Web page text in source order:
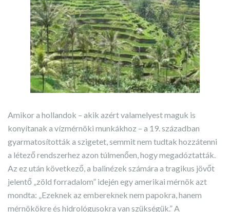
Amikor a hollandok – akik azért valamelyest maguk is
konyítanak a vízmérnöki munkákhoz – a 19. században
gyarmatosították a szigetet, semmit nem tudtak hozzátenni
a létező rendszerhez azon túlmenően, hogy megadóztatták.
Az ez után következő, a balinézek számára a tragikus jövőt
jelentő „zöld forradalom” idején egy amerikai mérnök azt
mondta: „Ezeknek az embereknek nem papokra, hanem
mérnökökre és hidrológusokra van szükségük.” A